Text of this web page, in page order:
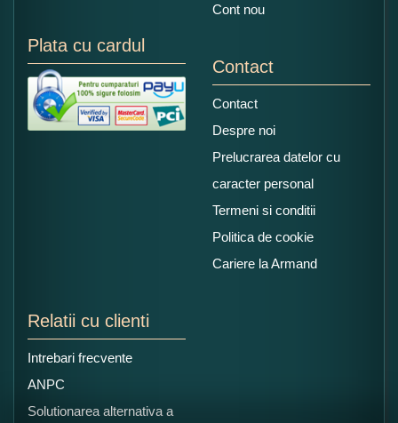
Cont nou
Plata cu cardul
Contact
Contact
Despre noi
Prelucrarea datelor cu
caracter personal
Termeni si conditii
Politica de cookie
Cariere la Armand
Relatii cu clienti
Intrebari frecvente
ANPC
Solutionarea alternativa a